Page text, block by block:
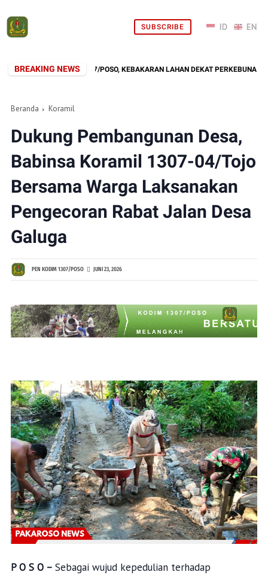
SUBSCRIBE
BREAKING NEWS
CEPAT KODIM 1307/POSO, KEBAKARAN LAHAN DEKAT PERKEBUNAN
Beranda Koramil
Dukung Pembangunan Desa,
Babinsa Koramil 1307-04/Tojo
Bersama Warga Laksanakan
Pengecoran Rabat Jalan Desa
Galuga
PEN KODIM 1307/POSO JUNI 23, 2026
P O S O – Sebagai wujud kepedulian terhadap